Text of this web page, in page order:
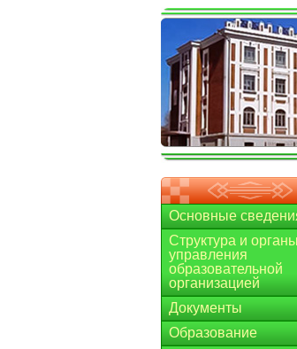
Основные
Структура и органы
управления
образовательной
организацией
Документы
Образование